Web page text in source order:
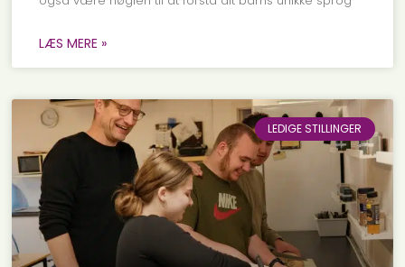
LÆS MERE »
LEDIGE STILLINGER